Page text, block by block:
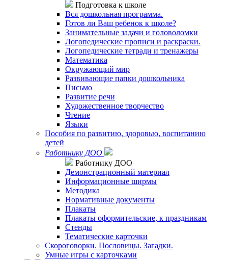
Подготовка к школе
Вся дошкольная программа.
Готов ли Ваш ребенок к школе?
Занимательные задачи и головоломки
Логопедические прописи и раскраски.
Логопедические тетради и тренажеры
Математика
Окружающий мир
Развивающие папки дошкольника
Письмо
Развитие речи
Художественное творчество
Чтение
Языки
Пособия по развитию, здоровью, воспитанию
детей
Работнику ДОО
Работнику ДОО
Демонстрационный материал
Информационные ширмы
Методика
Нормативные документы
Плакаты
Плакаты оформительские, к праздникам
Стенды
Тематические карточки
Скороговорки. Пословицы. Загадки.
Умные игры с карточками